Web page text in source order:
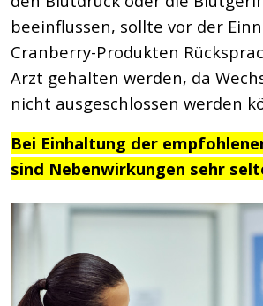
beeinflussen, sollte vor der
Cranberry-Produkten
Arzt gehalten werden, da
nicht ausgeschlossen werden
Bei Einhaltung der
sind Nebenwirkungen sehr